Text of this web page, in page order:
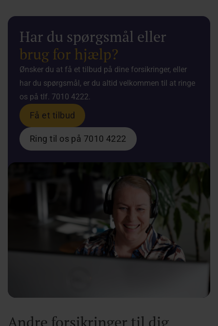
Har du spørgsmål eller
brug for hjælp?
Ønsker du at få et tilbud på dine forsikringer, eller
har du spørgsmål, er du altid velkommen til at ringe
os på tlf. 7010 4222.
Få et tilbud
Ring til os på 7010 4222
Andre forsikringer til dig